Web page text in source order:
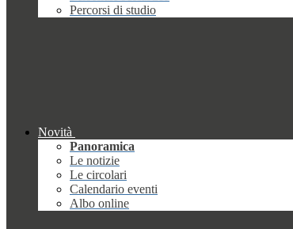
Percorsi di studio
Novità
Panoramica
Le notizie
Le circolari
Calendario eventi
Albo online